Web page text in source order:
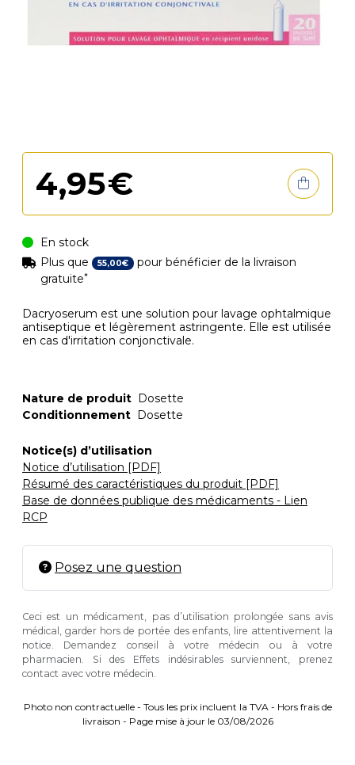
Dacryoserum est une solution pour lavage ophtalmique
antiseptique et légèrement astringente. Elle est utilisée
en cas d'irritation conjonctivale.
4,95€
En stock
Plus que
55,00€ pour bénéficier de la livraison
gratuite*
Nature de produit Dosette
Conditionnement Dosette
Notice(s) d’utilisation
Notice d’utilisation [PDF]
Résumé des caractéristiques du produit [PDF]
Base de données publique des médicaments - Lien
RCP
Posez une question
Ceci est un médicament, pas d’utilisation prolongée sans avis
médical, garder hors de portée des enfants, lire attentivement la
notice. Demandez conseil à votre médecin ou à votre
pharmacien. Si des Effets indésirables surviennent, prenez
contact avec votre médecin.
Photo non contractuelle - Tous les prix incluent la TVA - Hors frais de
livraison - Page mise à jour le 03/08/2026